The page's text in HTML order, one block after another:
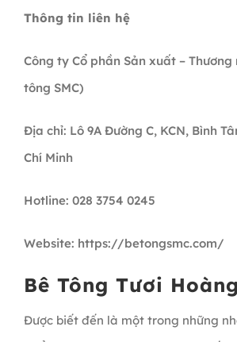
Thông tin liên hệ
Công ty Cổ phần Sản xuất – Thương
tông SMC)
Địa chỉ: Lô 9A Đường C, KCN, Bình
Chí Minh
Hotline: 028 3754 0245
Website: https://betongsmc.com/
Bê Tông Tươi
Được biết đến là một trong những